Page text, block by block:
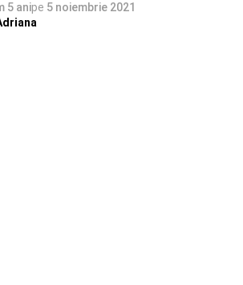
5 anipe 5 noiembrie 2021